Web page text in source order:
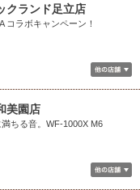
クランド足立店
コラボキャンペーン！
美園店
ちる音。WF-1000X M6